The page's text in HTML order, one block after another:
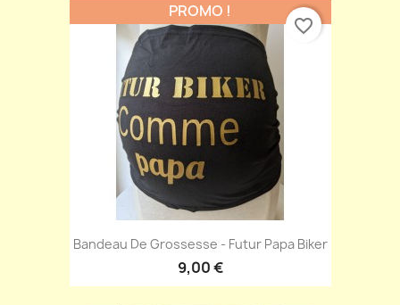
Bandeau De Grossesse - Futur Papa Biker
9,00 €
PROMO !
favorite_border